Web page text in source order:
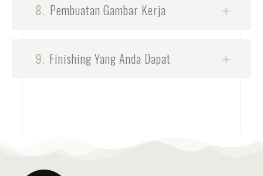
8. Pembuatan Gambar Kerja
9. Finishing Yang Anda Dapat